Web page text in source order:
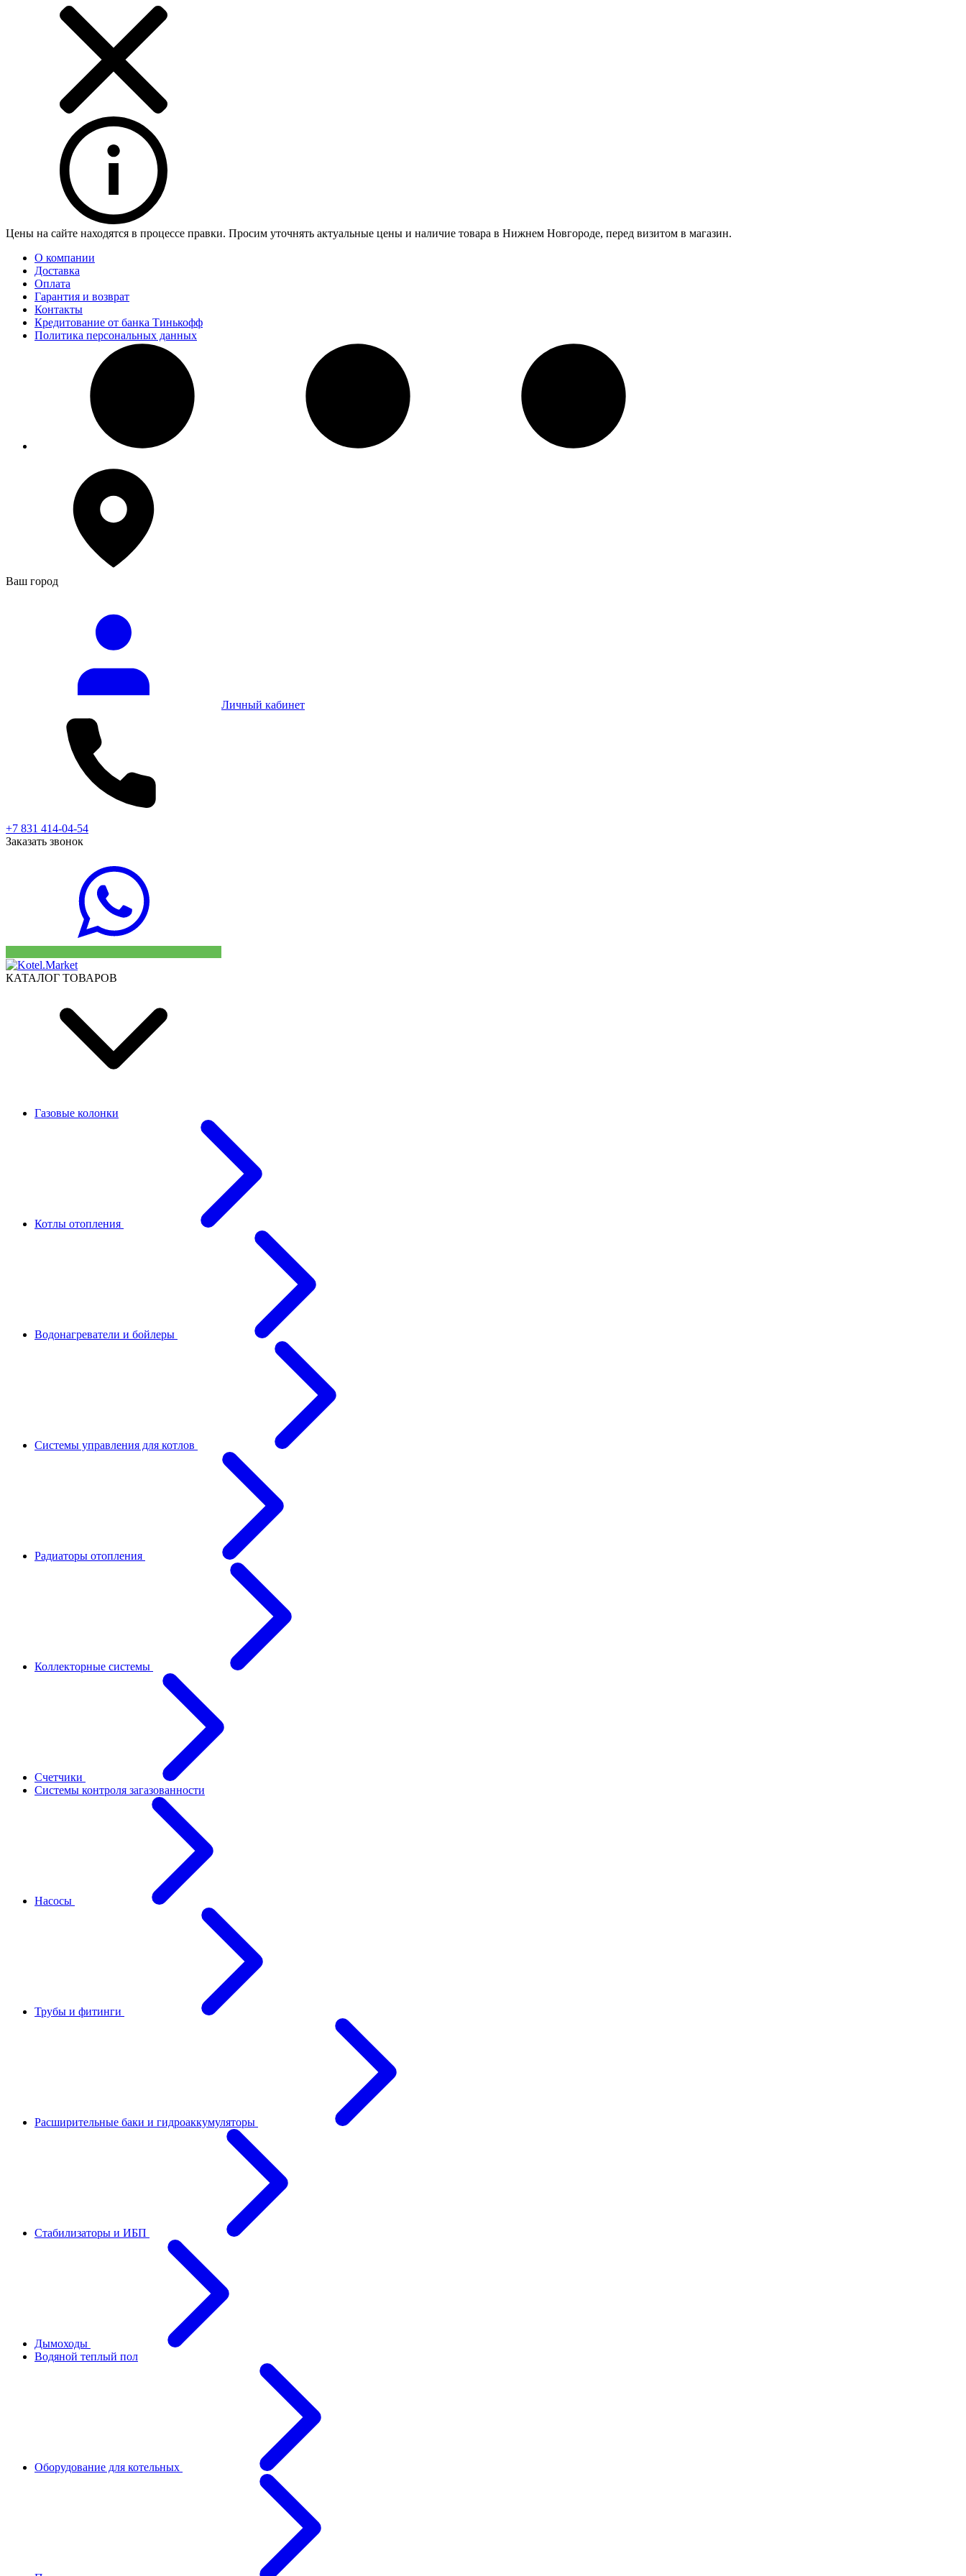
Цены на сайте находятся в процессе правки. Просим уточнять актуальные цены и наличие товара в Нижнем Новгороде, перед визитом в магазин.
О компании
Доставка
Оплата
Гарантия и возврат
Контакты
Кредитование от банка Тинькофф
Политика персональных данных
Ваш город
Личный кабинет
+7 831 414-04-54
Заказать звонок
КАТАЛОГ ТОВАРОВ
Газовые колонки
Котлы отопления
Водонагреватели и бойлеры
Системы управления для котлов
Радиаторы отопления
Коллекторные системы
Счетчики
Системы контроля загазованности
Насосы
Трубы и фитинги
Расширительные баки и гидроаккумуляторы
Стабилизаторы и ИБП
Дымоходы
Водяной теплый пол
Оборудование для котельных